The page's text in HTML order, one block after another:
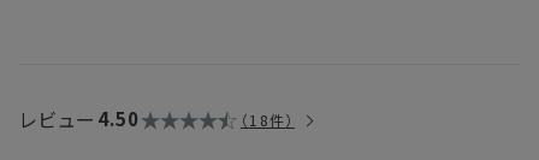
レビュー 4.50 18件